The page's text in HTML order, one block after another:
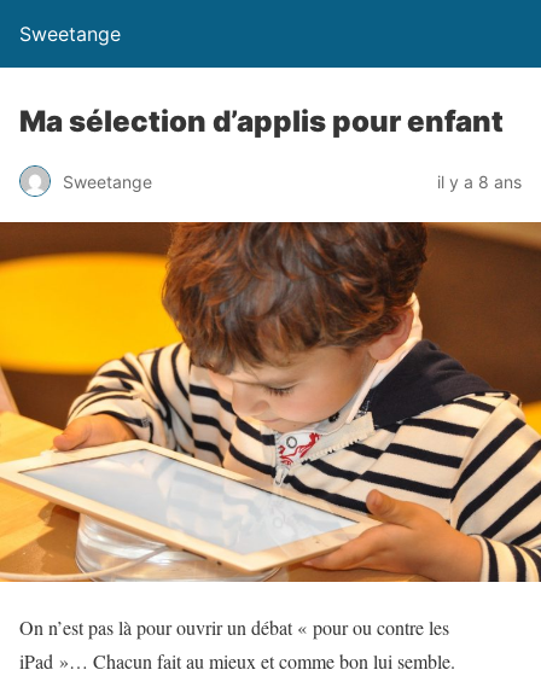
Sweetange
Ma sélection d’applis pour enfant
Sweetange il y a 8 ans
On n’est pas là pour ouvrir un débat « pour ou contre les
iPad »… Chacun fait au mieux et comme bon lui semble.